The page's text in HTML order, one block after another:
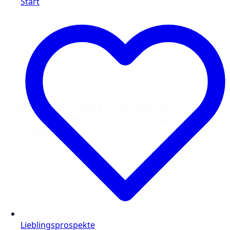
Aldi Nord Multimedia Prospekt gültig ab
Donnerstag, dem 29.10.2015 zum Online-
Durchblättern:
Lieblingsprospekte